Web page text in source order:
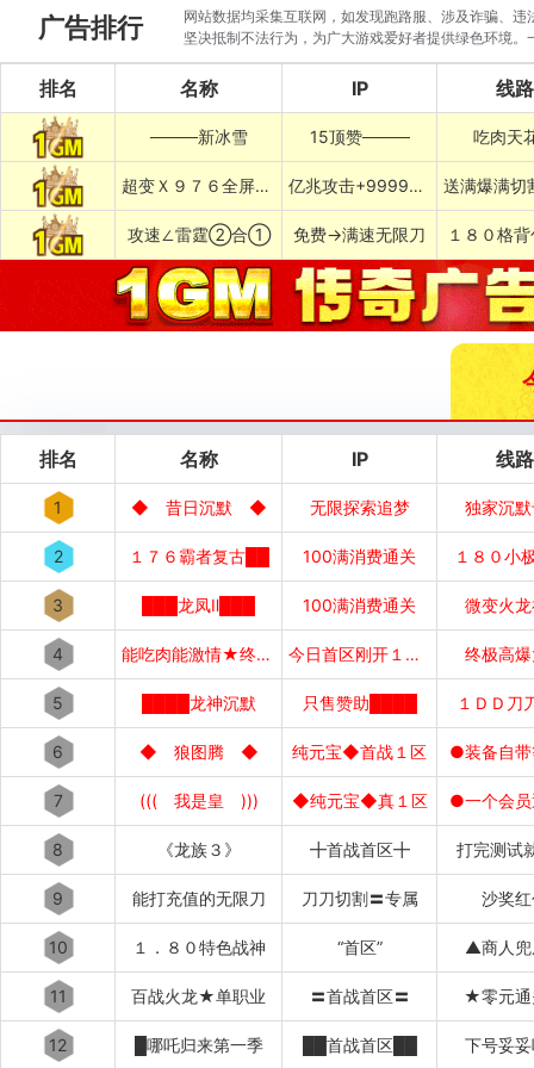
广告排行
网站数据均采集互联网，如发现跑路服、涉及诈骗、
坚决抵制不法行为，为广大游戏爱好者提供绿色环境
排名 名称 IP 线路
────新冰雪 15顶赞──── 吃肉天
超变Ｘ９７６全屏乱炸神技 亿兆攻击+999999%吸血专属
攻速∠雷霆②合① 免费→满速无限刀 １８０格
排名 名称 IP 线路
1 ◆ 昔日沉默 ◆ 无限探索追梦 独家沉
2 １７６霸者复古██ 100满消费通关 １８０小
3 ███龙凤Ⅱ███ 100满消费通关 微变火
4 能吃肉能激情★终极好打 今日首区刚开１秒１秒███ 终极高
5 ████龙神沉默 只售赞助████ １ＤＤ刀
6 ◆ 狼图腾 ◆ 纯元宝◆首战１区 ●装备自
7 ((( 我是皇 ))) ◆纯元宝◆真１区 ●一个会
8 《龙族３》 ╋首战首区╋ 打完测试
9 能打充值的无限刀 刀刀切割〓专属 沙奖
10 １．８０特色战神 “首区” ▲商人
11 百战火龙★单职业 〓首战首区〓 ★零元
12 █哪吒归来第一季 ██首战首区██ 下号妥